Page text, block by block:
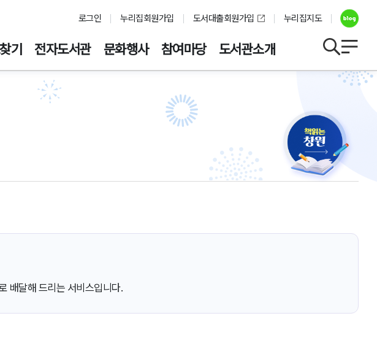
로그인 누리집회원가입 도서대출회원가입 누리집지도
기 전자도서관 문화행사 참여마당 도서관소개
배달해 드리는 서비스입니다.